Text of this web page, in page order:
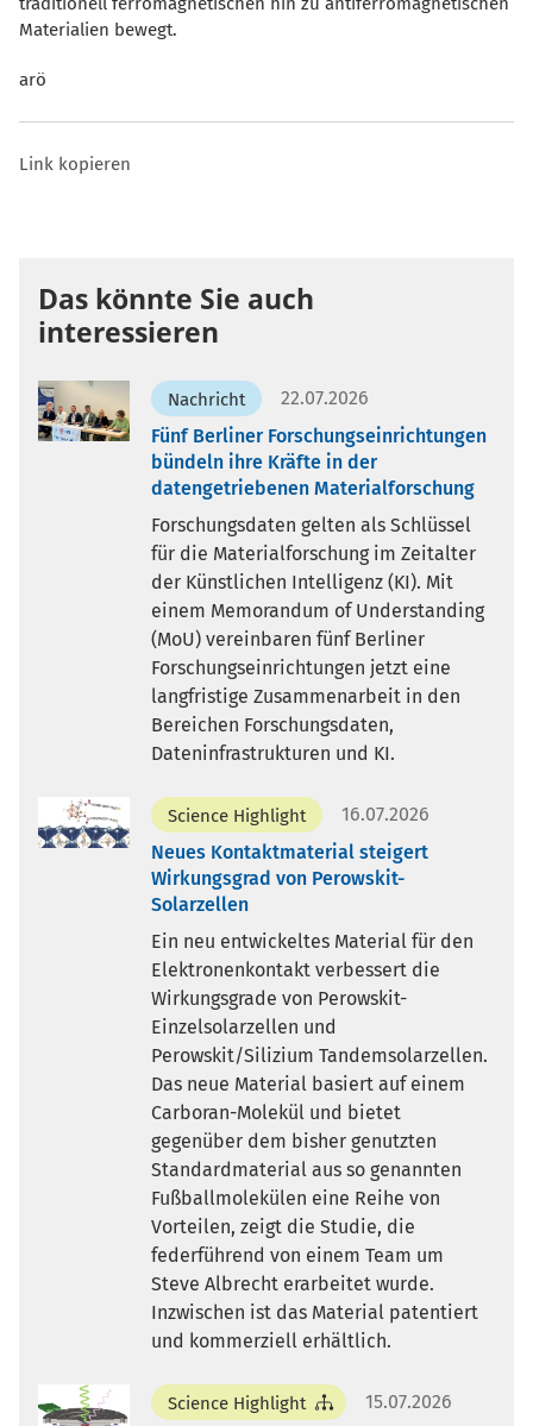
Materialien bewegt.
arö
Link kopieren
Das könnte Sie auch
interessieren
Nachricht
22.07.2026
Fünf Berliner Forschungseinrichtungen
bündeln ihre Kräfte in der
datengetriebenen Materialforschung
Forschungsdaten gelten als Schlüssel
für die Materialforschung im Zeitalter
der Künstlichen Intelligenz (KI). Mit
einem Memorandum of Understanding
(MoU) vereinbaren fünf Berliner
Forschungseinrichtungen jetzt eine
langfristige Zusammenarbeit in den
Bereichen Forschungsdaten,
Dateninfrastrukturen und KI.
Science Highlight
16.07.2026
Neues Kontaktmaterial steigert
Wirkungsgrad von Perowskit-
Solarzellen
Ein neu entwickeltes Material für den
Elektronenkontakt verbessert die
Wirkungsgrade von Perowskit-
Einzelsolarzellen und
Perowskit/Silizium Tandemsolarzellen.
Das neue Material basiert auf einem
Carboran-Molekül und bietet
gegenüber dem bisher genutzten
Standardmaterial aus so genannten
Fußballmolekülen eine Reihe von
Vorteilen, zeigt die Studie, die
federführend von einem Team um
Steve Albrecht erarbeitet wurde.
Inzwischen ist das Material patentiert
und kommerziell erhältlich.
Science Highlight
15.07.2026